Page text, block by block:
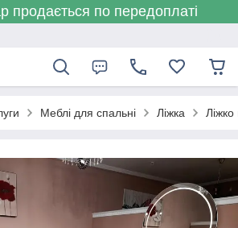
продається по передоплаті
Меблі для спальні Ліжка